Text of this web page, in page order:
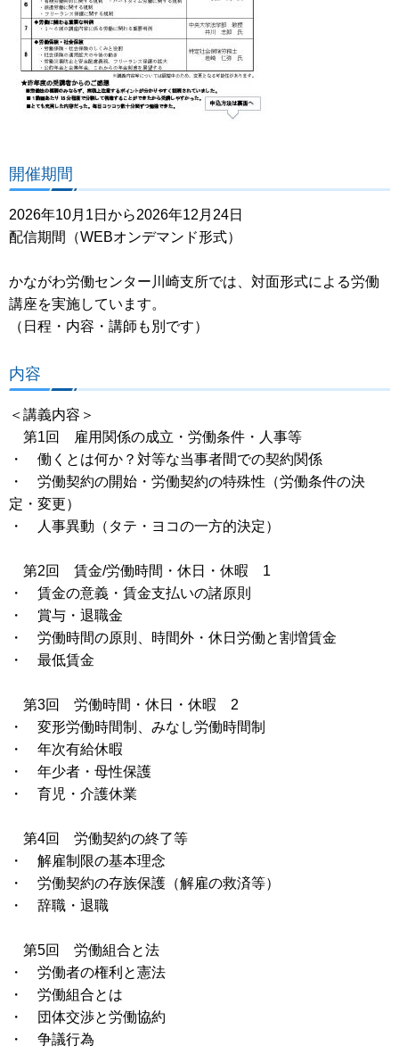
開催期間
2026年10月1日から2026年12月24日
配信期間（WEBオンデマンド形式）
かながわ労働センター川崎支所では、対面形式による労働
講座を実施しています。
（日程・内容・講師も別です）
内容
＜講義内容＞
第1回 雇用関係の成立・労働条件・人事等
・ 働くとは何か？対等な当事者間での契約関係
・ 労働契約の開始・労働契約の特殊性（労働条件の決
定・変更）
・ 人事異動（タテ・ヨコの一方的決定）
第2回 賃金/労働時間・休日・休暇 1
・ 賃金の意義・賃金支払いの諸原則
・ 賞与・退職金
・ 労働時間の原則、時間外・休日労働と割増賃金
・ 最低賃金
第3回 労働時間・休日・休暇 2
・ 変形労働時間制、みなし労働時間制
・ 年次有給休暇
・ 年少者・母性保護
・ 育児・介護休業
第4回 労働契約の終了等
・ 解雇制限の基本理念
・ 労働契約の存族保護（解雇の救済等）
・ 辞職・退職
第5回 労働組合と法
・ 労働者の権利と憲法
・ 労働組合とは
・ 団体交渉と労働協約
・ 争議行為